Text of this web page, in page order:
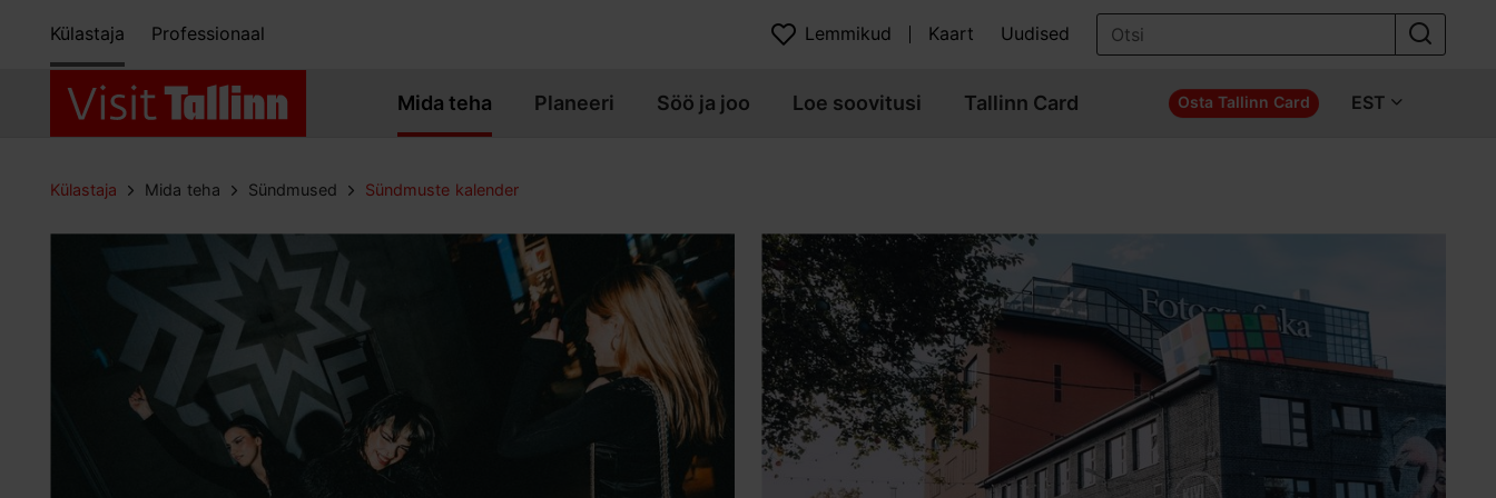
Külastaja Professionaal Lemmikud Kaart Uudised
Mida teha Planeeri Söö ja joo Loe soovitusi Tallinn Card Osta Tallinn Card EST
Külastaja Mida teha Sündmused Sündmuste kalender